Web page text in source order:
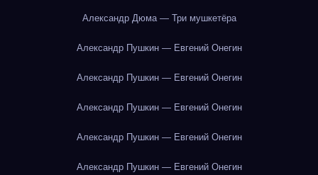
Александр Дюма — Три мушкетёра
Александр Пушкин — Евгений Онегин
Александр Пушкин — Евгений Онегин
Александр Пушкин — Евгений Онегин
Александр Пушкин — Евгений Онегин
Александр Пушкин — Евгений Онегин